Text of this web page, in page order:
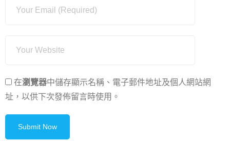
在瀏覽器中儲存顯示名稱、電子郵件地址及個人網站網
址，以供下次發佈留言時使用。